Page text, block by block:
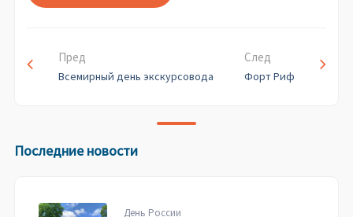
Пред
Всемирный день экскурсовода
След
Форт Риф
Последние новости
День России